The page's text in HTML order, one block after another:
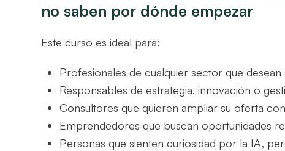
no saben por dónde empezar
Este curso es ideal para:
Profesionales de cualquier sector que
Responsables de estrategia, innovación o
Consultores que quieren ampliar su oferta
Emprendedores que buscan oportunidades
Personas que sienten curiosidad por la IA,